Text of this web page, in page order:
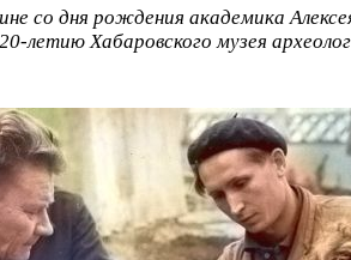
со дня рождения академика
летию Хабаровского музея